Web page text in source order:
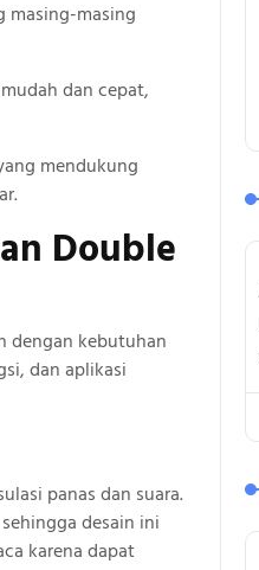
masing-masing
dan cepat,
mendukung
Double
dengan kebutuhan
dan aplikasi
panas dan suara.
desain ini
karena dapat